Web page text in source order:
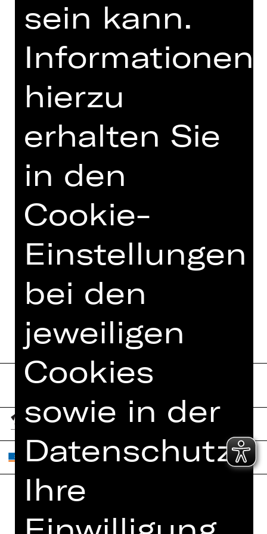
zur Online-Einführung
TEAM
TERMINE UND BESETZUNG
VIDEO/AUDIO
FOTOS
MEHR DAZU IM DIGITALEN
PROGRAMMHEFT
sein kann.
Informationen
hierzu
erhalten Sie
in den
Cookie-
Einstellungen
bei den
jeweiligen
Cookies
sowie in der
Ihre